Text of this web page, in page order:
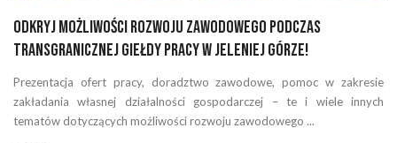
Odkryj możliwości rozwoju zawodowego podczas
Transgranicznej Giełdy Pracy w Jeleniej Górze!
Prezentacja ofert pracy, doradztwo zawodowe, pomoc w zakresie
zakładania własnej działalności gospodarczej – te i wiele innych
tematów dotyczących możliwości rozwoju zawodowego ...